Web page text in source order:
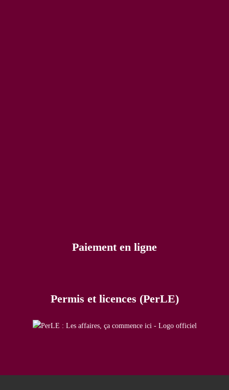
Paiement en ligne
Permis et licences (PerLE)